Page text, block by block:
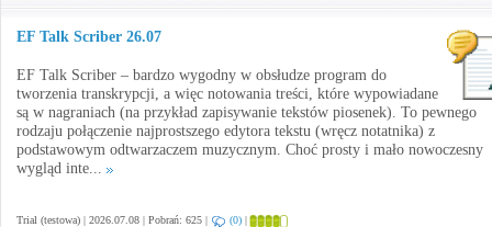
EF Talk Scriber 26.07
EF Talk Scriber – bardzo wygodny w obsłudze program do
tworzenia transkrypcji, a więc notowania treści, które wypowiadane
są w nagraniach (na przykład zapisywanie tekstów piosenek). To pewnego
rodzaju połączenie najprostszego edytora tekstu (wręcz notatnika) z
podstawowym odtwarzaczem muzycznym. Choć prosty i mało nowoczesny
wygląd inte...
Trial (testowa) | 2026.07.08 | Pobrań: 625 | (0) |